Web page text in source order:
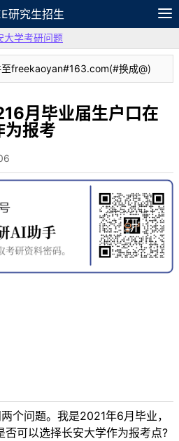
研究生招生
APP 笔记
大学考研问题
freekaoyan#163.com(#换成@)
月毕业届生户口在
为报考
个问题。我是2021年6月毕业，
可以选择长安大学作为报考点?